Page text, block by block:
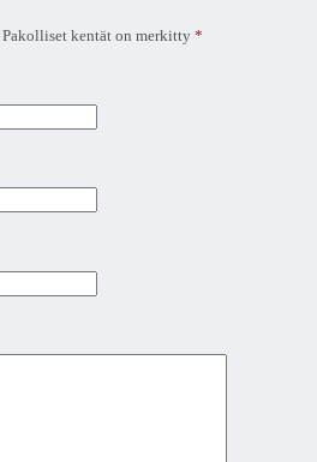
Pakolliset kentät on merkitty *